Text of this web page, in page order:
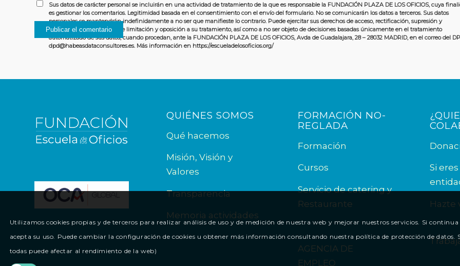
Sus datos de carácter personal se incluirán en una actividad de tratamiento de la que es responsable la FUNDACIÓN PLAZA DE LOS OFICIOS, cuya
es gestionar los comentarios. Legitimidad basada en el consentimiento con el envío del formulario. No se comunicarán los datos a terceros. Sus datos
personales se mantendrán indefinidamente a no ser que manifieste lo contrario. Puede ejercitar sus derechos de acceso, rectificación, supresión y
portabilidad de sus datos, de limitación y oposición a su tratamiento, así como a no ser objeto de decisiones basadas únicamente en el tratamiento
automatizado de sus datos, cuando procedan, ante la FUNDACIÓN PLAZA DE LOS OFICIOS, Avda de Guadalajara, 28 – 28032 MADRID, en el correo del
dpd@habeasdataconsultores.es. Más información en https://escueladelosoficios.org/
QUIÉNES SOMOS
Qué hacemos
Misión, Visión y
Valores
Transparencia
Memoria actividades
FORMACIÓN NO-
REGLADA
Formación
Cursos
Servicio de catering y
Restaurante
AGENCIA DE
EMPLEO
Si
Hazte
Utilizamos cookies propias y de terceros para realizar análisis de uso y de medición de nuestra web y mejorar nuestros servicios. Si
acepta su uso. Puede cambiar la configuración de cookies u obtener más información consultando nuestra política de protección de datos.
todas puede afectar al rendimiento de la web)